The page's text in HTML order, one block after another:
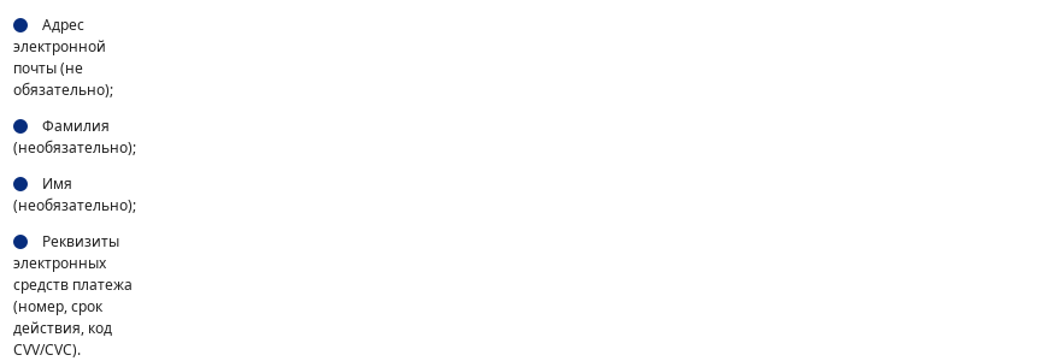
Адрес
электронной
почты (не
обязательно);
Фамилия
(необязательно);
Имя
(необязательно);
Реквизиты
электронных
средств платежа
(номер, срок
действия, код
CVV/CVC).